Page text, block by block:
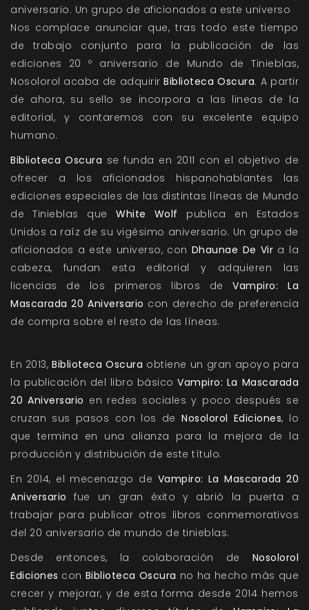
aniversario. Un grupo de aficionados a este universo
Nos complace anunciar que, tras todo este tiempo
de trabajo conjunto para la publicación de las
ediciones 20 º aniversario de Mundo de Tinieblas,
Nosolorol acaba de adquirirBiblioteca Oscura. A partir
de ahora, su sello se incorpora a las lineas de la
editorial, y contaremos con su excelente equipo
humano.
Biblioteca Oscura se funda en 2011 con el objetivo de
ofrecer a los aficionados hispanohablantes las
ediciones especiales de las distintas líneas de Mundo
de Tinieblas queWhite Wolf publica en Estados
Unidos a raíz de su vigésimo aniversario. Un grupo de
aficionados a este universo, con Dhaunae De Vir a la
cabeza, fundan esta editorial y adquieren las
licencias de los primeros libros deVampiro: La
Mascarada 20 Aniversario con derecho de preferencia
de compra sobre el resto de las líneas.
En 2013,Biblioteca Oscura obtiene un gran apoyo para
la publicación del libro básicoVampiro: La Mascarada
20 Aniversario en redes sociales y poco después se
cruzan sus pasos con los deNosolorol Ediciones, lo
que termina en una alianza para la mejora de la
producción y distribución de este título.
En 2014, el mecenazgo de Vampiro: La Mascarada 20
Aniversario fue un gran éxito y abrió la puerta a
trabajar para publicar otros libros conmemorativos
del 20 aniversario de mundo de tinieblas.
Desde entonces, la colaboración de Nosolorol
Ediciones con Biblioteca Oscura no ha hecho más que
crecer y mejorar, y de esta forma desde 2014 hemos